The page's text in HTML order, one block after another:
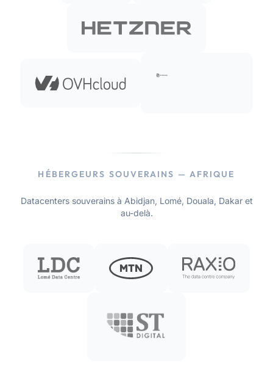
HÉBERGEURS SOUVERAINS — AFRIQUE
Datacenters souverains à Abidjan, Lomé, Douala, Dakar et
au-delà.